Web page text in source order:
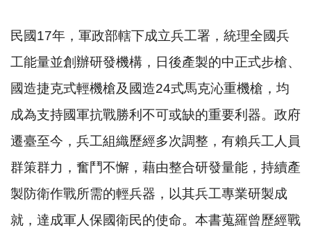
民國17年，軍政部轄下成立兵工署，統理全國兵
工能量並創辦研發機構，日後產製的中正式步槍、
國造捷克式輕機槍及國造24式馬克沁重機槍，均
成為支持國軍抗戰勝利不可或缺的重要利器。政府
遷臺至今，兵工組織歷經多次調整，有賴兵工人員
群策群力，奮鬥不懈，藉由整合研發量能，持續產
製防衛作戰所需的輕兵器，以其兵工專業研製成
就，達成軍人保國衛民的使命。本書蒐羅曾歷經戰